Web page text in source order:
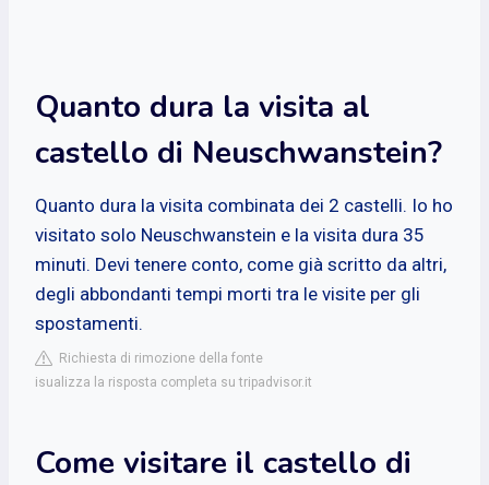
Quanto dura la visita al
castello di Neuschwanstein?
Quanto dura la visita combinata dei 2 castelli. Io ho
visitato solo Neuschwanstein e la visita dura 35
minuti. Devi tenere conto, come già scritto da altri,
degli abbondanti tempi morti tra le visite per gli
spostamenti.
Richiesta di rimozione della fonte
isualizza la risposta completa su tripadvisor.it
Come visitare il castello di